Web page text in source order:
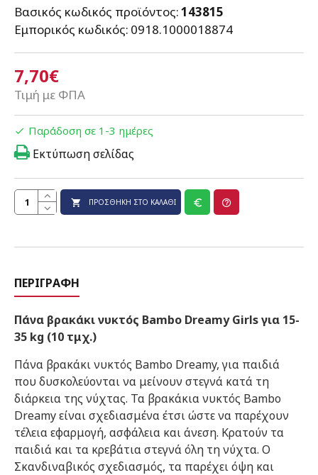
7,70€
Τιμή με ΦΠΑ
Βασικός κωδικός προϊόντος:143815
Εμπορικός κωδικός: 0918.1000018874
Παράδοση σε 1-3 ημέρες
ΠΡΟΣΘΉΚΗ ΣΤΟ ΚΑΛΆΘΙ
Εκτύπωση σελίδας
ΠΕΡΙΓΡΑΦΉ
Πάνα βρακάκι νυκτός Bambo Dreamy Girls για 15-
35 kg (10 τμχ.)
Πάνα βρακάκι νυκτός Bambo Dreamy, για παιδιά
που δυσκολεύονται να μείνουν στεγνά κατά τη
διάρκεια της νύχτας. Τα βρακάκια νυκτός Bambo
Dreamy είναι σχεδιασμένα έτσι ώστε να παρέχουν
τέλεια εφαρμογή, ασφάλεια και άνεση. Κρατούν τα
παιδιά και τα κρεβάτια στεγνά όλη τη νύχτα. Ο
Σκανδιναβικός σχεδιασμός, τα παρέχει όψη και